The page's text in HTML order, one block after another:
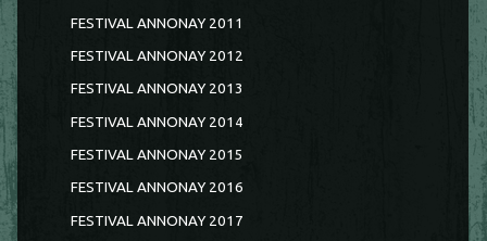
FESTIVAL ANNONAY 2011
FESTIVAL ANNONAY 2012
FESTIVAL ANNONAY 2013
FESTIVAL ANNONAY 2014
FESTIVAL ANNONAY 2015
FESTIVAL ANNONAY 2016
FESTIVAL ANNONAY 2017